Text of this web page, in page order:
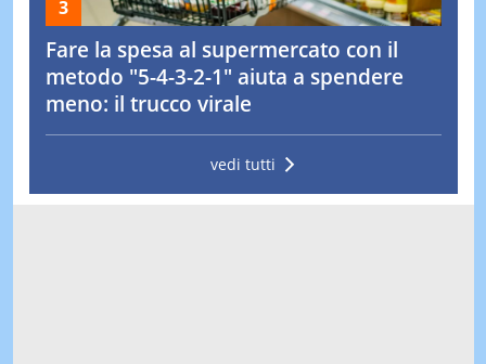
Fare la spesa al supermercato con il
metodo "5-4-3-2-1" aiuta a spendere
meno: il trucco virale
vedi tutti